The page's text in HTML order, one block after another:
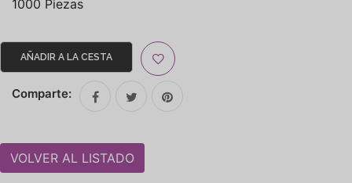
1000 Piezas
Comparte:
VOLVER AL LISTADO